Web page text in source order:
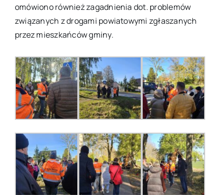
omówiono również zagadnienia dot. problemów
związanych z drogami powiatowymi zgłaszanych
przez mieszkańców gminy.